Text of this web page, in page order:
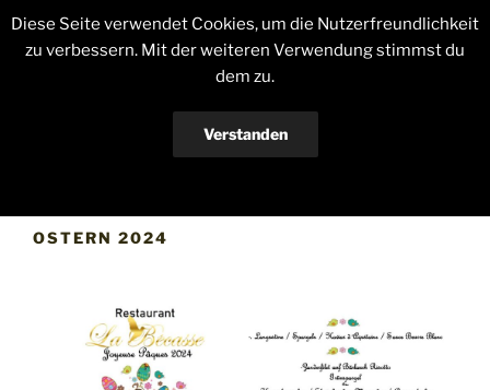
Zum
RESTAURANTE LA BÉCASSE
Menü
OSTERN 2024
Diese Seite verwendet Cookies, um die Nutzerfreundlichkeit
zu verbessern. Mit der weiteren Verwendung stimmst du
dem zu.
Verstanden